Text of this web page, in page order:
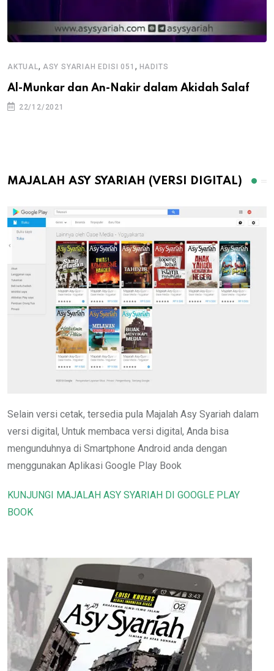
AKTUAL, ASY SYARIAH EDISI 051 , HADITS
Al-Munkar dan An-Nakir dalam Akidah Salaf
22/12/2021
MAJALAH ASY SYARIAH (VERSI DIGITAL)
Selain versi cetak, tersedia pula Majalah Asy Syariah dalam
versi digital, Untuk membaca versi digital, Anda bisa
mengunduhnya di Smartphone Android anda dengan
menggunakan Aplikasi Google Play Book
KUNJUNGI MAJALAH ASY SYARIAH DI GOOGLE PLAY
BOOK